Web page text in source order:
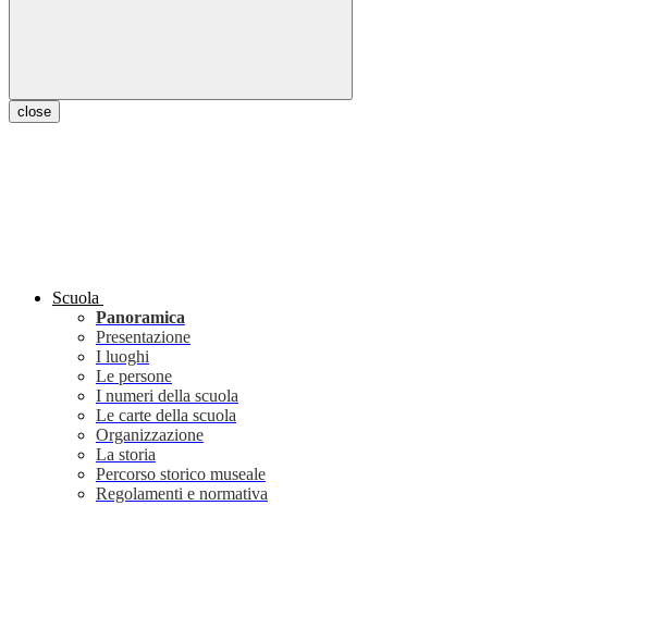
close
Scuola
Panoramica
Presentazione
I luoghi
Le persone
I numeri della scuola
Le carte della scuola
Organizzazione
La storia
Percorso storico museale
Regolamenti e normativa